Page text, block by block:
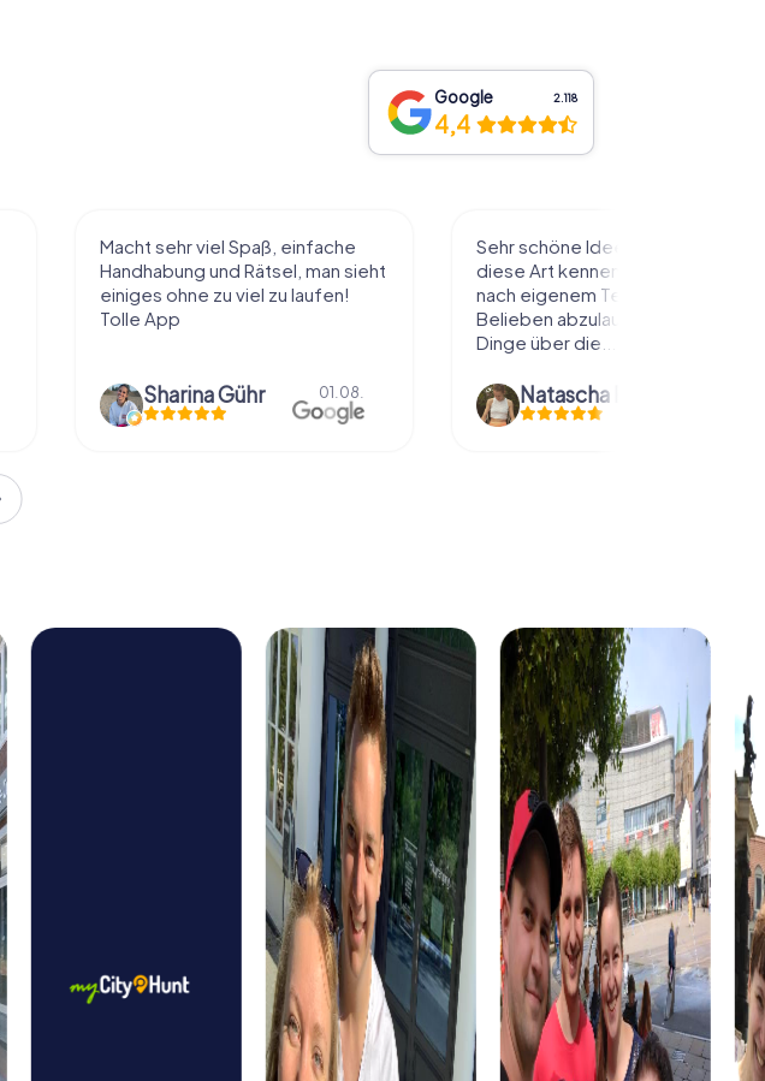
Google 2.118
4,4
Macht sehr viel Spaß, einfache
Handhabung und Rätsel, man sieht
einiges ohne zu viel zu laufen!
Tolle App
Sharina Gühr 01.08.
Sehr schöne Idee die Stadt auf
diese Art kennenzulernen. Alles
nach eigenem Tempo und
Belieben abzulaufen und dabei
Dinge über die...